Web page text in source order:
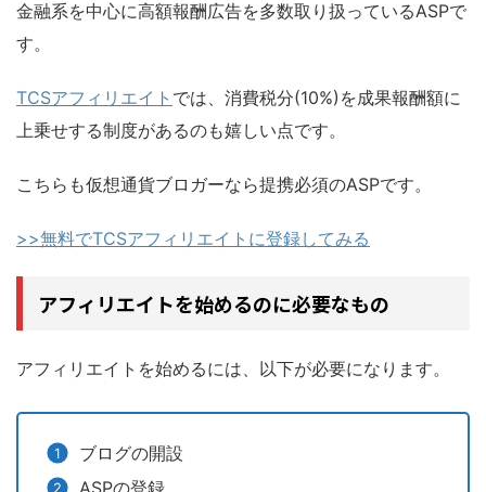
金融系を中心に高額報酬広告を多数取り扱っているASPで
す。
TCSアフィリエイト では、消費税分(10%)を成果報酬額に
上乗せする制度があるのも嬉しい点です。
こちらも仮想通貨ブロガーなら提携必須のASPです。
>>無料でTCSアフィリエイトに登録してみる
アフィリエイトを始めるのに必要なもの
アフィリエイトを始めるには、以下が必要になります。
ブログの開設